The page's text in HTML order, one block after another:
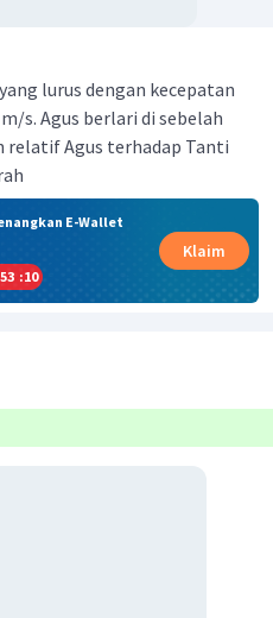
lurus dengan kecepatan
s. Agus berlari di sebelah
relatif Agus terhadap Tanti
E-Wallet
53 :09
Klaim